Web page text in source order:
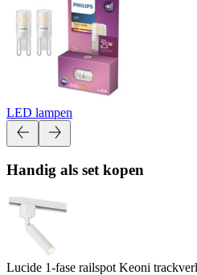
LED lampen
Handig als set kopen
Lucide 1-fase railspot Keoni